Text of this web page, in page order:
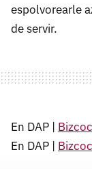
espolvorearle
de servir.
En DAP |
En DAP |